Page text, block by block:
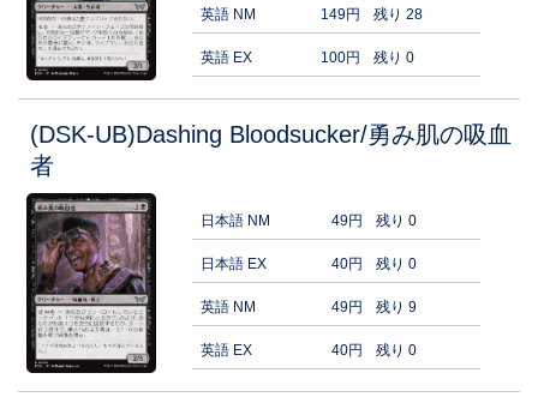
英語 NM 149円 残り 28
英語 EX 100円 残り 0
(DSK-UB)Dashing Bloodsucker/勇み肌の吸血
者
日本語 NM 49円 残り 0
日本語 EX 40円 残り 0
英語 NM 49円 残り 9
英語 EX 40円 残り 0